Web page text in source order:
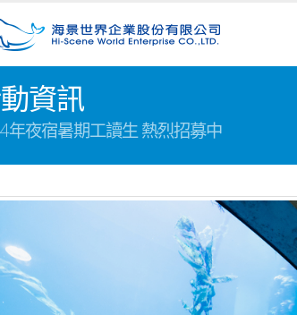
資訊
年夜宿暑期工讀生 熱烈招募中